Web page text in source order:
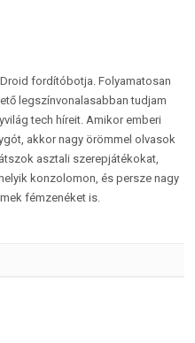
fordítóbotja. Folyamatosan
legszínvonalasabban tudjam
tech híreit. Amikor emberi
akkor nagy örömmel olvasok
asztali szerepjátékokat,
konzolomon, és persze nagy
fémzenéket is.